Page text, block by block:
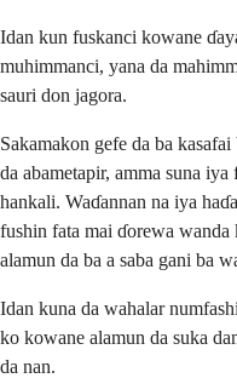
Idan kun fuskanci kowane
muhimmanci, yana da
sauri don jagora.
Sakamakon gefe da ba
da abametapir, amma suna
hankali. Waɗannan na iya
fushin fata mai ɗorewa wanda
alamun da ba a saba gani ba
Idan kuna da wahalar
ko kowane alamun da suka
da nan.